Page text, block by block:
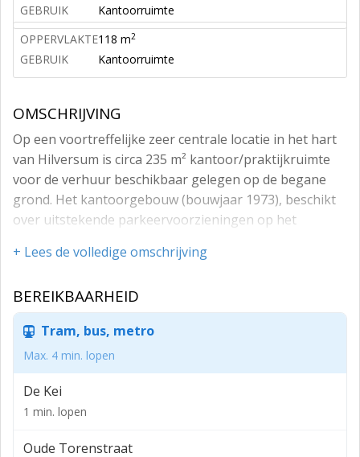
GEBRUIK
Kantoorruimte
OPPERVLAKTE118 m2
GEBRUIK Kantoorruimte
OMSCHRIJVING
Op een voortreffelijke zeer centrale locatie in het hart
van Hilversum is circa 235 m² kantoor/praktijkruimte
voor de verhuur beschikbaar gelegen op de begane
grond. Het kantoorgebouw (bouwjaar 1973), beschikt
over uitstekende parkeervoorzieningen op het
een locatie zo centraal gelegen in centrum van
entree aan en zijn zowel via het trappenhuis als per lift
toegankelijk.
BESCHIKBAARHEID
Unit 2 VERHUURD
Unit 3 circa 235 m² kantoorruimte gelegen op de
begane grond aan de linkerzijde
De genoemde metrages zijn inclusief
+ Lees de volledige omschrijving
BEREIKBAARHEID
Tram, bus, metro
Max. 4 min. lopen
De Kei
1 min. lopen
Oude Torenstraat